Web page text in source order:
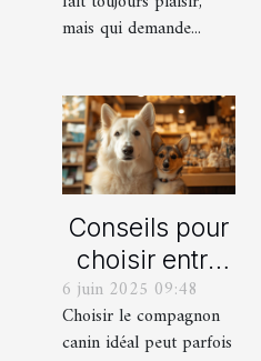
mais qui demande...
Conseils pour
choisir entre
un berger
blanc suisse
6 juin 2025 09:48
Choisir le compagnon
canin idéal peut parfois